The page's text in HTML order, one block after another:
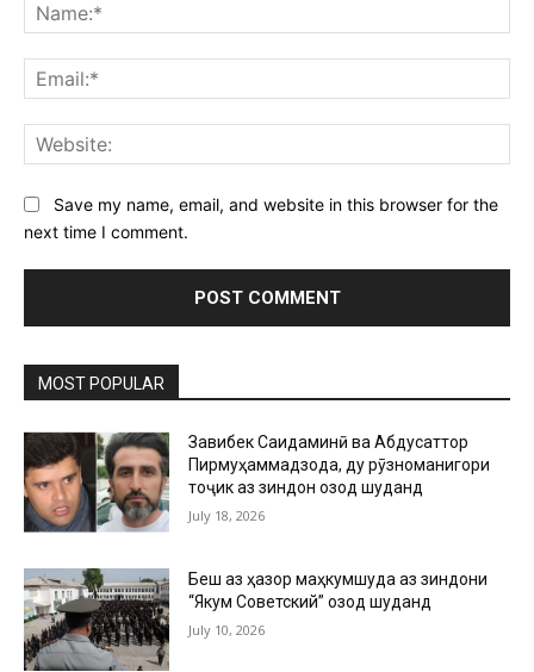
Save my name, email, and website in this browser for the
next time I comment.
MOST POPULAR
Завқибек Саидаминӣ ва Абдусаттор
Пирмуҳаммадзода, ду рӯзноманигори
тоҷик аз зиндон озод шуданд
July 18, 2026
Беш аз ҳазор маҳкумшуда аз зиндони
“Якум Советский” озод шуданд
July 10, 2026